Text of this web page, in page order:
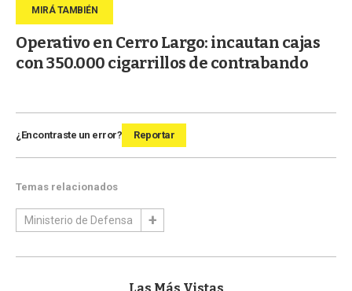
Operativo en Cerro Largo: incautan cajas
con 350.000 cigarrillos de contrabando
¿Encontraste un error? Reportar
Temas relacionados
Ministerio de Defensa